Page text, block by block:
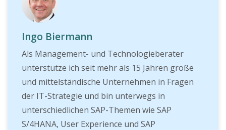
Ingo Biermann
Als Management- und Technologieberater
unterstütze ich seit mehr als 15 Jahren große
und mittelständische Unternehmen in Fragen
der IT-Strategie und bin unterwegs in
unterschiedlichen SAP-Themen wie SAP
S/4HANA, User Experience und SAP